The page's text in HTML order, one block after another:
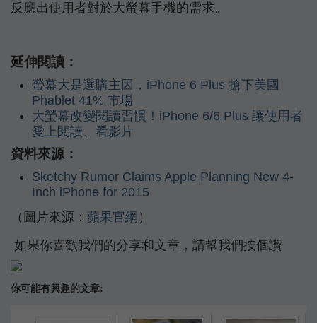
反應出使用者對於大螢幕手機的需求。
延伸閱讀：
螢幕大是選購主因，iPhone 6 Plus 搶下美國
Phablet 41% 市場
大螢幕改變閱讀習慣！iPhone 6/6 Plus 讓使用者
愛上閱讀、看影片
資料來源：
Sketchy Rumor Claims Apple Planning New 4-
Inch iPhone for 2015
（圖片來源： 蘋果官網 ）
如果你喜歡我們的分享和文章，請幫我們按個讚
你可能有興趣的文章: